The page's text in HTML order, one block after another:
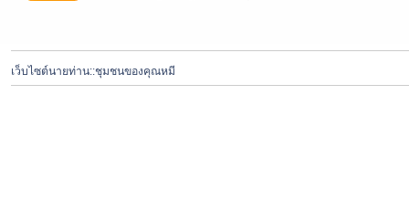
เว็บไซต์นายท่าน::ชุมชนของคุณหมี